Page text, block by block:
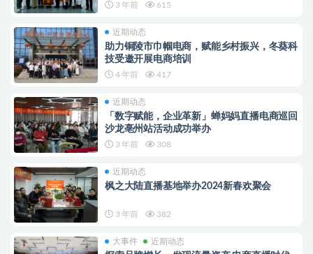
3 年前 615
近期动态
助力铜陵市巾帼电商，赋能乡村振兴，冬葵科
技受邀开展电商培训
4 年前 417
近期动态
「数字赋能，企业革新」蝉妈妈直播电商巡回
沙龙亳州站活动成功举办
3 年前 308
近期动态
枫之大陆直播基地举办2024新春欢聚会
3 年前 382
大事件 近期动态